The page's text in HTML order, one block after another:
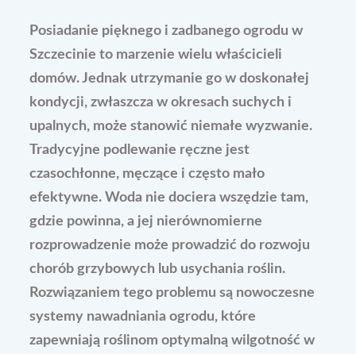
Posiadanie pięknego i zadbanego ogrodu w
Szczecinie to marzenie wielu właścicieli
domów. Jednak utrzymanie go w doskonałej
kondycji, zwłaszcza w okresach suchych i
upalnych, może stanowić niemałe wyzwanie.
Tradycyjne podlewanie ręczne jest
czasochłonne, męczące i często mało
efektywne. Woda nie dociera wszędzie tam,
gdzie powinna, a jej nierównomierne
rozprowadzenie może prowadzić do rozwoju
chorób grzybowych lub usychania roślin.
Rozwiązaniem tego problemu są nowoczesne
systemy nawadniania ogrodu, które
zapewniają roślinom optymalną wilgotność w